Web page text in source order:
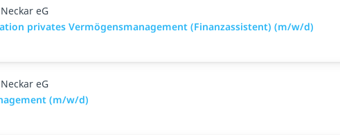
eG
privates Vermögensmanagement (Finanzassistent) (m/w/d)
eG
(m/w/d)